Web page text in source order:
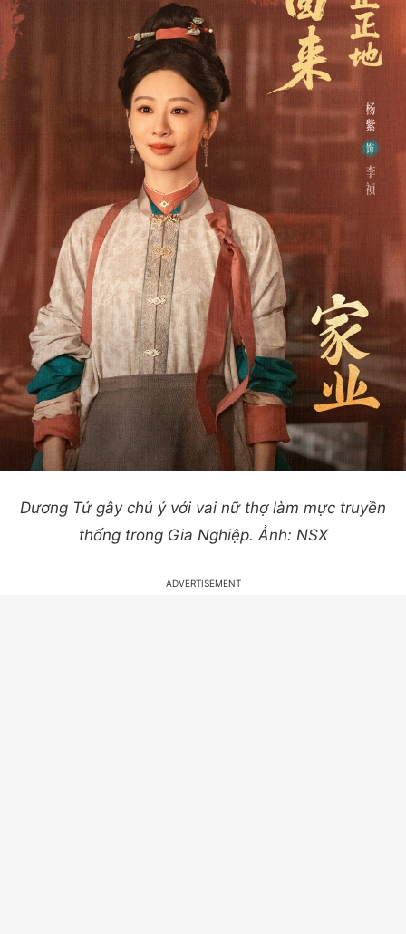
Dương Tử gây chú ý với vai nữ thợ làm mực truyền
thống trong Gia Nghiệp. Ảnh: NSX